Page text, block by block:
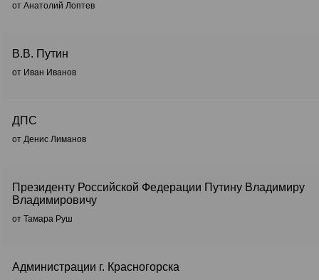
от Анатолий Лоптев
В.В. Путин
от Иван Иванов
ДПС
от Денис Лиманов
Президенту Российской Федерации Путину Владимиру
Владимировичу
от Тамара Руш
Администрации г. Красногорска